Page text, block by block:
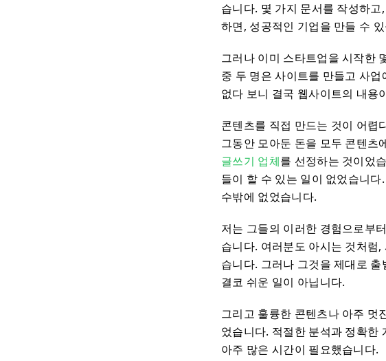
습니다. 몇 가지 문서를 작성하고,
하면, 성공적인 기업을 만들 수
그러나 이미 스타트업을 시작한
중 두 명은 사이트를 만들고 사
없다 보니 결국 웹사이트의 내용
콘텐츠를 직접 만드는 것이 어렵
그동안 모아둔 돈을 모두 콘텐츠
글쓰기 업체를 선정하는 것이었
들이 할 수 있는 일이 없었습니
수밖에 없었습니다.
저는 그들의 이러한 경험으로부
습니다. 여러분도 아시는 것처럼
습니다. 그러나 그것을 제대로
결코 쉬운 일이 아닙니다.
그리고 훌륭한 콘텐츠나 아주 멋
었습니다. 적절한 분석과 정확한
아주 많은 시간이 필요했습니다.